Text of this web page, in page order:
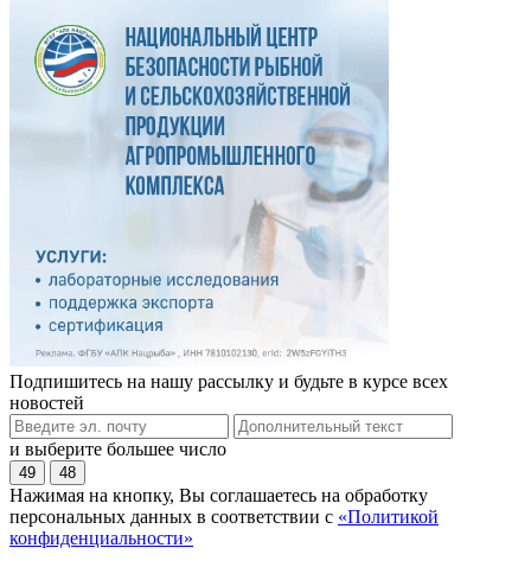
Подпишитесь на нашу рассылку и будьте в курсе всех
новостей
и выберите большее число
49 48
Нажимая на кнопку, Вы соглашаетесь на обработку
персональных данных в соответствии с «Политикой
конфиденциальности»